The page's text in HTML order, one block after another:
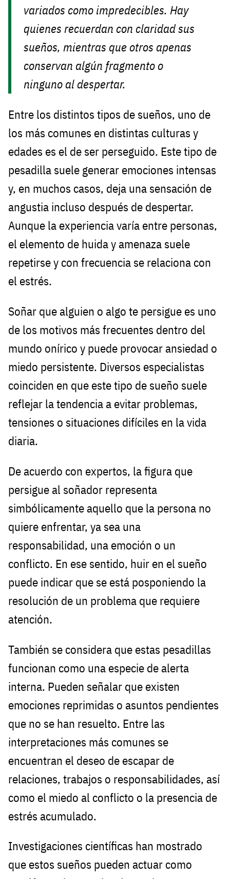
variados como impredecibles. Hay
quienes recuerdan con claridad sus
sueños, mientras que otros apenas
conservan algún fragmento o
ninguno al despertar.
Entre los distintos tipos de sueños, uno de
los más comunes en distintas culturas y
edades es el de ser perseguido. Este tipo de
pesadilla suele generar emociones intensas
y, en muchos casos, deja una sensación de
angustia incluso después de despertar.
Aunque la experiencia varía entre personas,
el elemento de huida y amenaza suele
repetirse y con frecuencia se relaciona con
el estrés.
Soñar que alguien o algo te persigue es uno
de los motivos más frecuentes dentro del
mundo onírico y puede provocar ansiedad o
miedo persistente. Diversos especialistas
coinciden en que este tipo de sueño suele
reflejar la tendencia a evitar problemas,
tensiones o situaciones difíciles en la vida
diaria.
De acuerdo con expertos, la figura que
persigue al soñador representa
simbólicamente aquello que la persona no
quiere enfrentar, ya sea una
responsabilidad, una emoción o un
conflicto. En ese sentido, huir en el sueño
puede indicar que se está posponiendo la
resolución de un problema que requiere
atención.
También se considera que estas pesadillas
funcionan como una especie de alerta
interna. Pueden señalar que existen
emociones reprimidas o asuntos pendientes
que no se han resuelto. Entre las
interpretaciones más comunes se
encuentran el deseo de escapar de
relaciones, trabajos o responsabilidades, así
como el miedo al conflicto o la presencia de
estrés acumulado.
Investigaciones científicas han mostrado
que estos sueños pueden actuar como